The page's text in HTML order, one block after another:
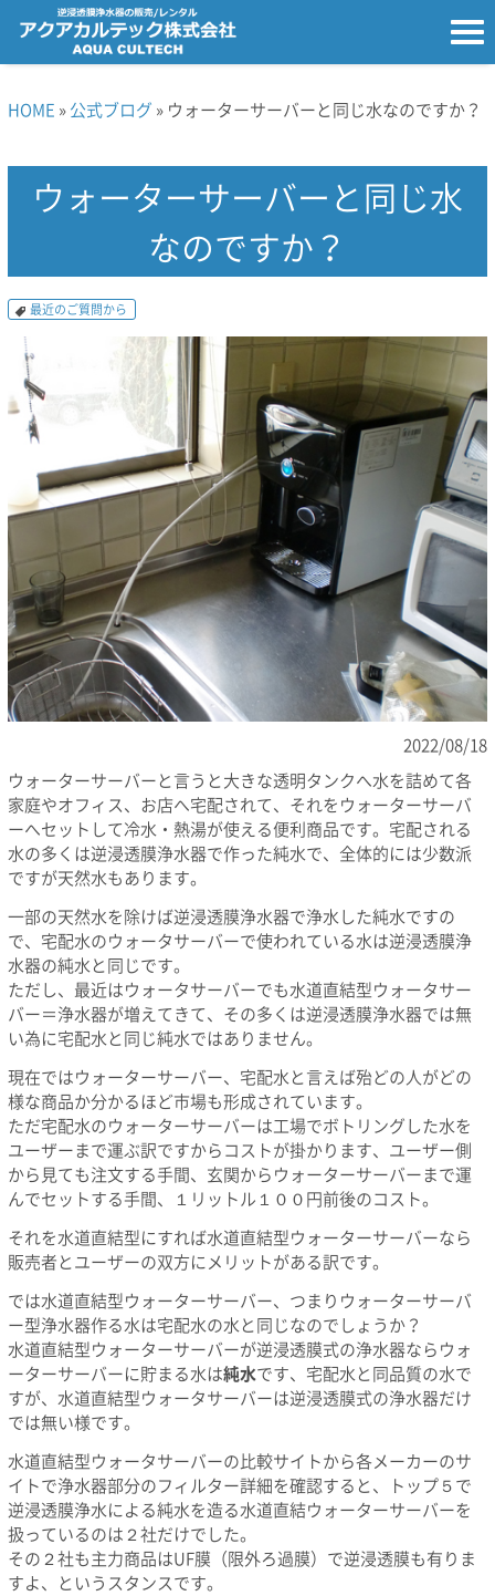
HOME »公式ブログ » ウォーターサーバーと同じ水なのですか？
ウォーターサーバーと同じ水
なのですか？
最近のご質問から
2022/08/18
ウォーターサーバーと言うと大きな透明タンクへ水を詰めて各
家庭やオフィス、お店へ宅配されて、それをウォーターサーバ
ーへセットして冷水・熱湯が使える便利商品です。宅配される
水の多くは逆浸透膜浄水器で作った純水で、全体的には少数派
ですが天然水もあります。
一部の天然水を除けば逆浸透膜浄水器で浄水した純水ですの
で、宅配水のウォータサーバーで使われている水は逆浸透膜浄
水器の純水と同じです。
ただし、最近はウォータサーバーでも水道直結型ウォータサー
バー＝浄水器が増えてきて、その多くは逆浸透膜浄水器では無
い為に宅配水と同じ純水ではありません。
現在ではウォーターサーバー、宅配水と言えば殆どの人がどの
様な商品か分かるほど市場も形成されています。
ただ宅配水のウォーターサーバーは工場でボトリングした水を
ユーザーまで運ぶ訳ですからコストが掛かります、ユーザー側
から見ても注文する手間、玄関からウォーターサーバーまで運
んでセットする手間、１リットル１００円前後のコスト。
それを水道直結型にすれば水道直結型ウォーターサーバーなら
販売者とユーザーの双方にメリットがある訳です。
では水道直結型ウォーターサーバー、つまりウォーターサーバ
ー型浄水器作る水は宅配水の水と同じなのでしょうか？
水道直結型ウォーターサーバーが逆浸透膜式の浄水器ならウォ
ーターサーバーに貯まる水は純水です、宅配水と同品質の水で
すが、水道直結型ウォータサーバーは逆浸透膜式の浄水器だけ
では無い様です。
水道直結型ウォータサーバーの比較サイトから各メーカーのサ
イトで浄水器部分のフィルター詳細を確認すると、トップ５で
逆浸透膜浄水による純水を造る水道直結ウォーターサーバーを
扱っているのは２社だけでした。
その２社も主力商品はUF膜（限外ろ過膜）で逆浸透膜も有りま
すよ、というスタンスです。